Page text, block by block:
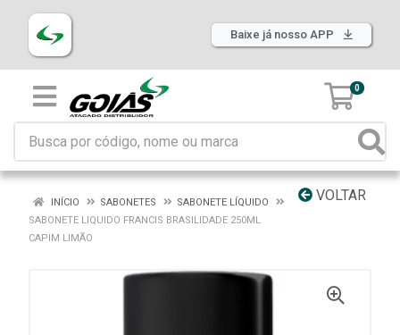
Baixe já nosso APP
0
VOLTAR
INÍCIO SABONETES
SABONETE LÍQUIDO
SABONETE LIQUIDO FRANCIS BRASILIDADE 250ML
CAPIM LIMÃO